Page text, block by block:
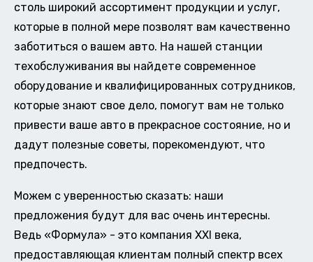
столь широкий ассортимент продукции и услуг,
которые в полной мере позволят вам качественно
заботиться о вашем авто. На нашей станции
техобслуживания вы найдете современное
оборудование и квалифицированных сотрудников,
которые знают свое дело, помогут вам не только
привести ваше авто в прекрасное состояние, но и
дадут полезные советы, порекомендуют, что
предпочесть.
Можем с уверенностью сказать: наши
предложения будут для вас очень интересны.
Ведь «Формула» - это компания XXI века,
предоставляющая клиентам полный спектр всех